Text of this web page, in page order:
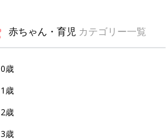
赤ちゃん・育児 カテゴリー一覧
0歳
1歳
2歳
3歳